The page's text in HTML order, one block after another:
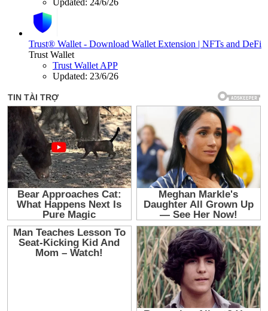
Updated: 24/6/26
Trust® Wallet - Download Wallet Extension | NFTs and DeFi
Trust Wallet
Trust Wallet APP
Updated: 23/6/26